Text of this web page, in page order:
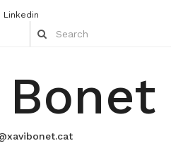
Linkedin
Bonet